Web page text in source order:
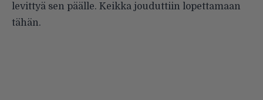
levittyä sen päälle. Keikka jouduttiin lopettamaan
tähän.